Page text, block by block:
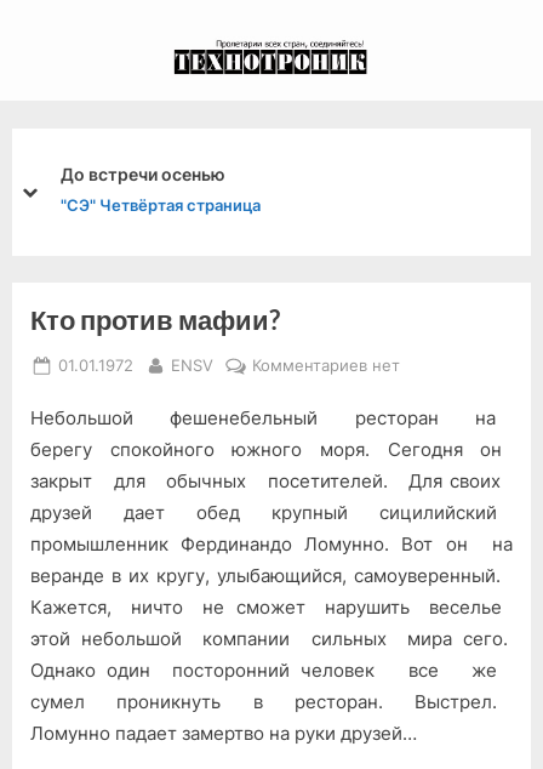
До встречи осенью
"СЭ" Четвёртая страница
prev
next
Кто против мафии?
Posted
01.01.1972 By
ENSV Комментариевк
Кто
против
мафии?
нет
Небольшой фешенебельный ресторан на
берегу спокойного юж­ного моря. Сегодня он
закрыт для обычных посетителей. Для своих
друзей дает обед крупный сицилийский
промышленник Фердинандо Ломунно. Вот он на
веранде в их кругу, улыбающийся, самоуверенный.
Кажется, ничто не сможет нарушить веселье
этой небольшой компании сильных мира сего.
Однако один посторонний человек все же
сумел проникнуть в ресторан. Выстрел.
Ломунно падает замертво на руки друзей…